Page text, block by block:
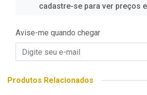
cadastre-se para ver preços
Avise-me quando chegar
Produtos Relacionados